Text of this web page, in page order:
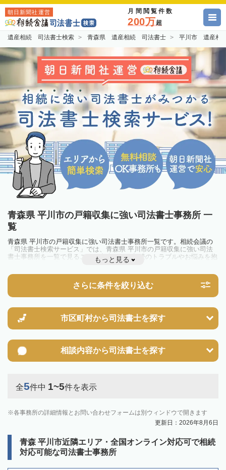
朝日新聞社運営 月間閲覧件数
200万超
遺産相続 司法書士検索 青森県 遺産相続 司法書士 平川市 遺産相
青森県 平川市の戸籍収集に強い司法書士事務所 一
覧
青森県 平川市の戸籍収集に強い司法書士事務所一覧です。相続会議の
「司法書士検索サービス」では、青森県 平川市の戸籍収集に強い司法
書士事務所を一覧で見ることが出来ます。相続のトラブルやお悩みを抱
えている方は一度近隣の司法書士に相談してみましょう。
もっと見る
さらに条件を絞り込む
市区町村から司法書士を探す
相談内容から司法書士を探す
全5件中 1~5件を表示
各事務所の詳細情報とお問い合わせフォームは別ウィンドウで開きます
更新日：2026年8月6日
青森 平川市近隣エリア・全国オンライン対応可で相続
対応可能な司法書士事務所